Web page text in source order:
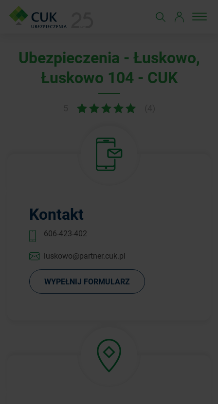
Ubezpieczenia - Łuskowo,
Łuskowo 104 - CUK
Kontakt
606-423-402
luskowo@partner.cuk.pl
WYPEŁNIJ FORMULARZ